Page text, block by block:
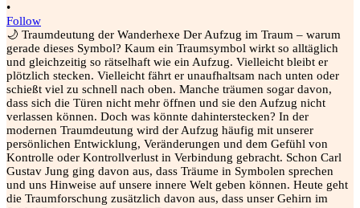
•
Follow
🌙 Traumdeutung der Wanderhexe Der Aufzug im Traum – warum
gerade dieses Symbol? Kaum ein Traumsymbol wirkt so alltäglich
und gleichzeitig so rätselhaft wie ein Aufzug. Vielleicht bleibt er
plötzlich stecken. Vielleicht fährt er unaufhaltsam nach unten oder
schießt viel zu schnell nach oben. Manche träumen sogar davon,
dass sich die Türen nicht mehr öffnen und sie den Aufzug nicht
verlassen können. Doch was könnte dahinterstecken? In der
modernen Traumdeutung wird der Aufzug häufig mit unserer
persönlichen Entwicklung, Veränderungen und dem Gefühl von
Kontrolle oder Kontrollverlust in Verbindung gebracht. Schon Carl
Gustav Jung ging davon aus, dass Träume in Symbolen sprechen
und uns Hinweise auf unsere innere Welt geben können. Heute geht
die Traumforschung zusätzlich davon aus, dass unser Gehirn im